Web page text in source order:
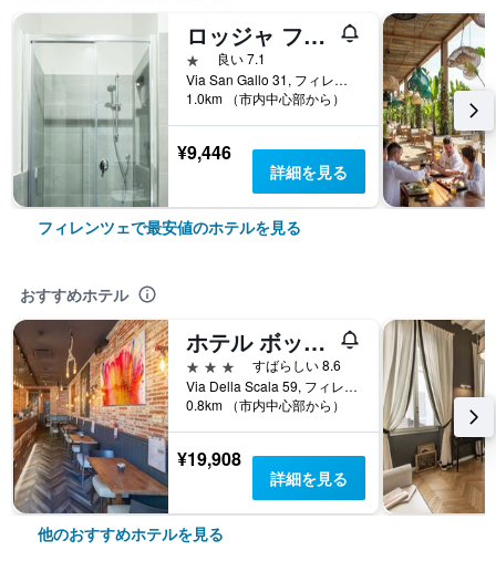
ロッジャ フィオレンティーナ
1つ星良い 7.1
Via San Gallo 31, フィレンツェ, トスカーナ州, イタリア
1.0km （市内中心部から）
¥9,446
詳細を見る
フィレンツェで最安値のホテルを見る
おすすめホテル
ホテル ボッカチオ
3つ星
すばらしい 8.6
Via Della Scala 59, フィレンツェ, トスカーナ州, イタリア
0.8km （市内中心部から）
¥19,908
詳細を見る
他のおすすめホテルを見る